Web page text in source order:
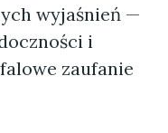
wyjaśnień —
i
zaufanie